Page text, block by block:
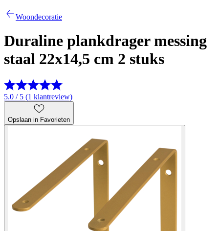
Woondecoratie
Duraline plankdrager messing
staal 22x14,5 cm 2 stuks
5.0 / 5 (1 klantreview)
Opslaan in Favorieten